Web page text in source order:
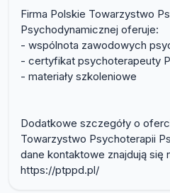
Firma Polskie Towarzystwo
Psychodynamicznej oferuje:
- wspólnota zawodowych
- certyfikat psychoterapeuty
- materiały szkoleniowe
Dodatkowe szczegóły o
Towarzystwo Psychoterapii
dane kontaktowe znajdują się
https://ptppd.pl/